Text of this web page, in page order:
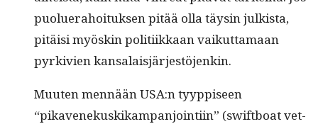
puoluer­a­hoituk­sen pitää olla täysin julk­ista,
pitäisi myöskin poli­ti­ikkaan vaikut­ta­maan
pyrkivien kansalaisjärjestöjenkin.
Muuten men­nään USA:n tyyp­piseen
“pikavenekuskikam­pan­join­ti­in” (swift­boat vet­